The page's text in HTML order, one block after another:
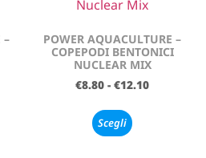
–
POWER AQUACULTURE –
COPEPODI BENTONICI
NUCLEAR MIX
€8.80 - €12.10
Scegli